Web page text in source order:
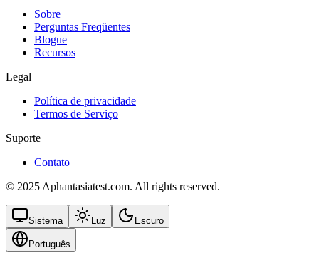
Sobre
Perguntas Freqüentes
Blogue
Recursos
Legal
Política de privacidade
Termos de Serviço
Suporte
Contato
© 2025 Aphantasiatest.com. All rights reserved.
Sistema Luz Escuro
Português